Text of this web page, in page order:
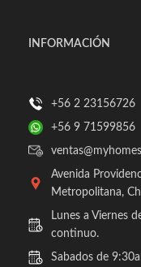
INFORMACIÓN
+56 2 23156726
+56 9 71599856
Avenida
Metropolitana,
Lunes a Viernes
continuo.
Sabados de